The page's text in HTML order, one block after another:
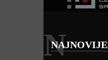
NAJNOVIJE
N